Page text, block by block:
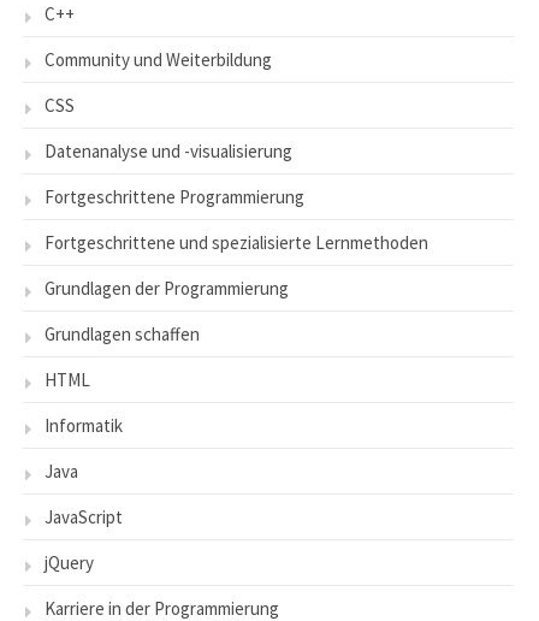
C++
Community und Weiterbildung
CSS
Datenanalyse und -visualisierung
Fortgeschrittene Programmierung
Fortgeschrittene und spezialisierte Lernmethoden
Grundlagen der Programmierung
Grundlagen schaffen
HTML
Informatik
Java
JavaScript
jQuery
Karriere in der Programmierung